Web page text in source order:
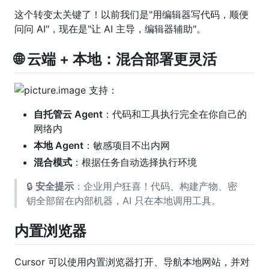
这个转变太关键了！以前我们是"用编辑器写代码，顺便
问问 AI"，现在是"让 AI 主导，编辑器辅助"。
🌐 云端 + 本地：混合部署更灵活
支持：
自托管云 Agent ：代码和工具执行完全在你自己的
网络内
本地 Agent ：敏感项目不出内网
混合模式 ：根据任务自动选择执行环境
🔒 安全提示 ：企业用户狂喜！代码、构建产物、密
钥全部留在内部机器，AI 只在本地调用工具。
内置浏览器
Cursor 可以使用内置浏览器打开、导航本地网站，并对